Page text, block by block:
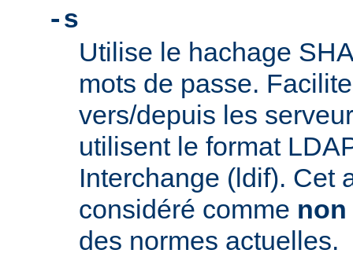
-s
Utilise le hachage
mots de passe.
vers/depuis les
utilisent le format
Interchange (ldif). Cet
considéré comme
des normes actuelles.